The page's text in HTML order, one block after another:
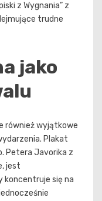
z Wygnania” z
trudne
jako
również wyjątkowe
Plakat
Petera Javorika z
jest
się na